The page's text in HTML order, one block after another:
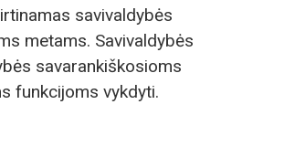
savivaldybės
metams. Savivaldybės
savarankiškosioms
funkcijoms vykdyti.